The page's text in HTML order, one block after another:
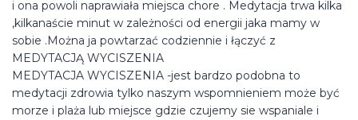
i ona powoli naprawiała miejsca chore . Medytacja trwa kilka
,kilkanaście minut w zależności od energii jaka mamy w
sobie .Można ja powtarzać codziennie i łączyć z
MEDYTACJĄ WYCISZENIA
MEDYTACJA WYCISZENIA -jest bardzo podobna to
medytacji zdrowia tylko naszym wspomnieniem może być
morze i plaża lub miejsce gdzie czujemy sie wspaniale i